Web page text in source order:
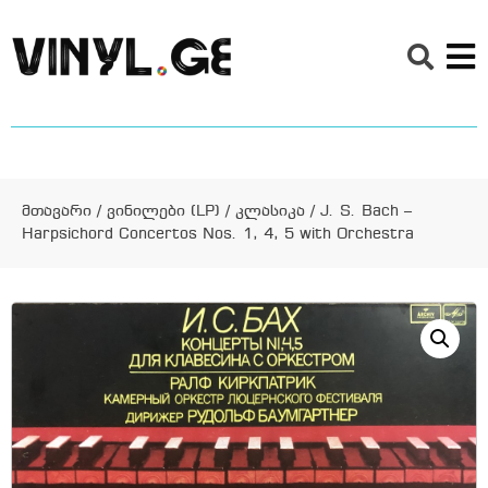
მთავარი / ვინილები (LP) / კლასიკა / J. S. Bach –
Harpsichord Concertos Nos. 1, 4, 5 with Orchestra